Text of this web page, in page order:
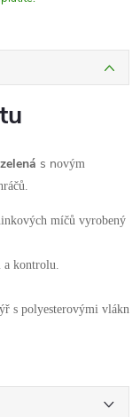
s novým
a kontrolu.
s polyesterovými